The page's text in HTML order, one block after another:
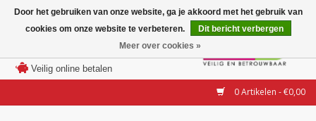
Veilig online betalen
0 Artikelen - €0,00
Merken
Modellen
Door het gebruiken van onze website, ga je akkoord met het gebruik van
cookies om onze website te verbeteren.
Dit bericht verbergen
Meer over cookies »